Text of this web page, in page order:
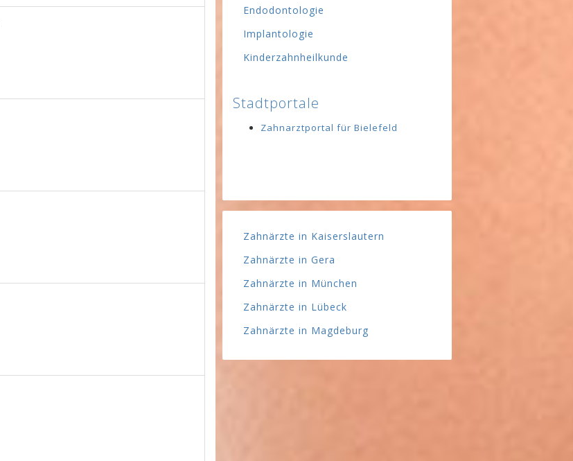
Endodontologie
Implantologie
Kinderzahnheilkunde
Stadtportale
Zahnarztportal für Bielefeld
Zahnärzte in Kaiserslautern
Zahnärzte in Gera
Zahnärzte in München
Zahnärzte in Lübeck
Zahnärzte in Magdeburg